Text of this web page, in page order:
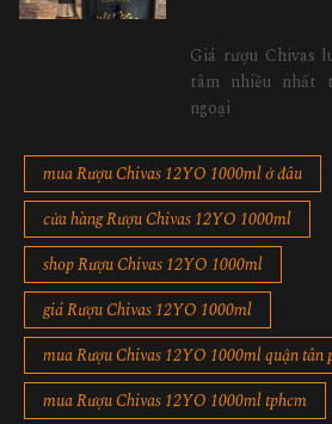
Giá rượu Chivas
tâm nhiều nhất
ngoại
mua Rượu Chivas 12YO 1000ml ở đâu
cửa hàng Rượu Chivas 12YO 1000ml
shop Rượu Chivas 12YO 1000ml
giá Rượu Chivas 12YO 1000ml
mua Rượu Chivas 12YO 1000ml quận tân
mua Rượu Chivas 12YO 1000ml tphcm